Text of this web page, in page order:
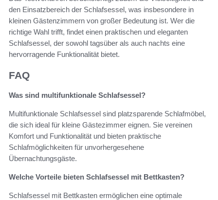
den Einsatzbereich der Schlafsessel, was insbesondere in
kleinen Gästenzimmern von großer Bedeutung ist. Wer die
richtige Wahl trifft, findet einen praktischen und eleganten
Schlafsessel, der sowohl tagsüber als auch nachts eine
hervorragende Funktionalität bietet.
FAQ
Was sind multifunktionale Schlafsessel?
Multifunktionale Schlafsessel sind platzsparende Schlafmöbel,
die sich ideal für kleine Gästezimmer eignen. Sie vereinen
Komfort und Funktionalität und bieten praktische
Schlafmöglichkeiten für unvorhergesehene
Übernachtungsgäste.
Welche Vorteile bieten Schlafsessel mit Bettkasten?
Schlafsessel mit Bettkasten ermöglichen eine optimale